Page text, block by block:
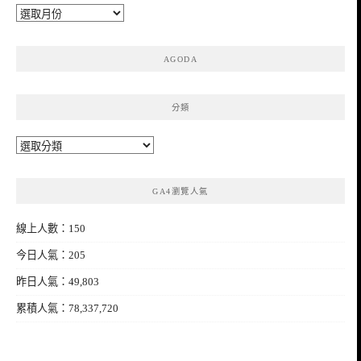
彙
AGODA
分類
分
GA4瀏覽人氣
線上人數：150
今日人氣：205
昨日人氣：49,803
累積人氣：78,337,720